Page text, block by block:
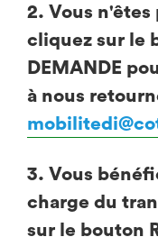
2. Vous n'êtes
cliquez sur le
DEMANDE
à nous
3. Vous
charge du
sur le bouton